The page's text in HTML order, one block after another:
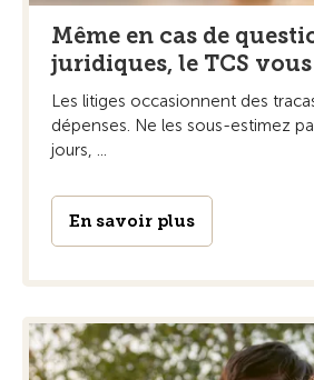
Même en cas de
juridiques, le TCS vous
Les litiges occasionnent des
dépenses. Ne les sous-estimez
jours, ...
En savoir plus